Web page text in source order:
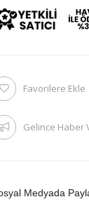
Favorilere Ekle
Gelince Haber
Medyada